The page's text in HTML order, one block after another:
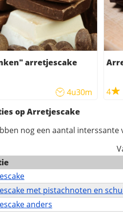
arretjescake
4u30m 4
op Arretjescake
nog een aantal
met pistachnoten en
anders